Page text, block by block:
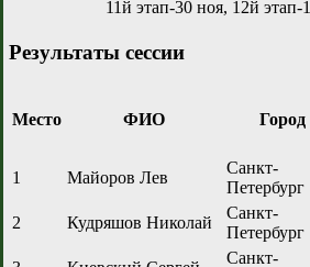
11й этап-30 ноя, 12й
Результаты сессии
Место ФИО Город
1 Майоров Лев
Санкт-
Петербург
2
Кудряшов Николай
Санкт-
Петербург
Санкт-